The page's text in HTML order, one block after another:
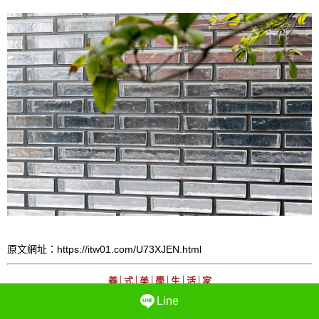
原文網址：https://itw01.com/U73XJEN.html
義│式│美│學│生│活│家
Life laitqully laitqully aitlqully
Line